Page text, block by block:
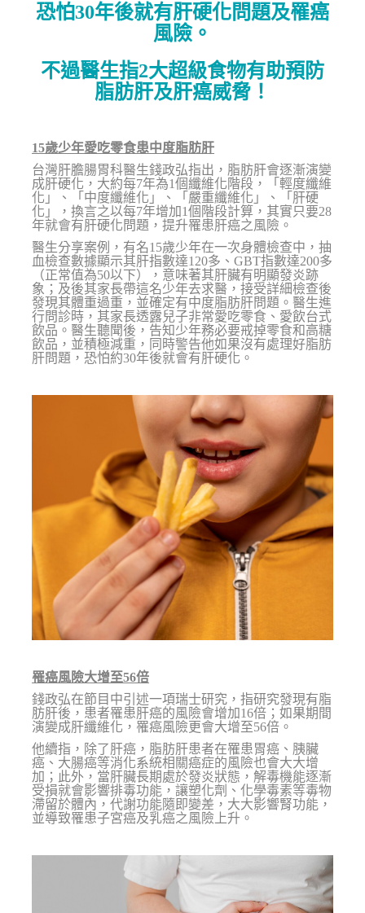
恐怕30年後就有肝硬化問題及罹癌
風險。
不過醫生指2大超級食物有助預防
脂肪肝及肝癌威脅！
15歲少年愛吃零食患中度脂肪肝
台灣肝膽腸胃科醫生錢政弘指出，脂肪肝會逐漸演變
成肝硬化，大約每7年為1個纖維化階段，「輕度纖維
化」、「中度纖維化」、「嚴重纖維化」、「肝硬
化」，換言之以每7年增加1個階段計算，其實只要28
年就會有肝硬化問題，提升罹患肝癌之風險。
醫生分享案例，有名15歲少年在一次身體檢查中，抽
血檢查數據顯示其肝指數達120多、GBT指數達200多
（正常值為50以下），意味著其肝臟有明顯發炎跡
象；及後其家長帶這名少年去求醫，接受詳細檢查後
發現其體重過重，並確定有中度脂肪肝問題。醫生進
行問診時，其家長透露兒子非常愛吃零食、愛飲台式
飲品。醫生聽聞後，告知少年務必要戒掉零食和高糖
飲品，並積極減重，同時警告他如果沒有處理好脂肪
肝問題，恐怕約30年後就會有肝硬化。
罹癌風險大增至56倍
錢政弘在節目中引述一項瑞士研究，指研究發現有脂
肪肝後，患者罹患肝癌的風險會增加16倍；如果期間
演變成肝纖維化，罹癌風險更會大增至56倍。
他續指，除了肝癌，脂肪肝患者在罹患胃癌、胰臟
癌、大腸癌等消化系統相關癌症的風險也會大大增
加；此外，當肝臟長期處於發炎狀態，解毒機能逐漸
受損就會影響排毒功能，讓塑化劑、化學毒素等毒物
滯留於體內，代謝功能隨即變差，大大影響腎功能，
並導致罹患子宮癌及乳癌之風險上升。